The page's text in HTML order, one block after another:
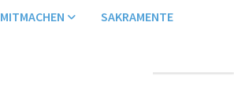
MITMACHEN SAKRAMENTE